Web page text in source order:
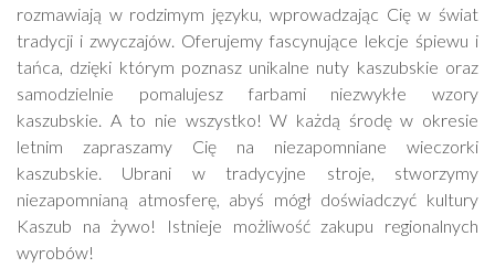
rozmawiają w rodzimym języku, wprowadzając Cię w świat
tradycji i zwyczajów. Oferujemy fascynujące lekcje śpiewu i
tańca, dzięki którym poznasz unikalne nuty kaszubskie oraz
samodzielnie pomalujesz farbami niezwykłe wzory
kaszubskie. A to nie wszystko! W każdą środę w okresie
letnim zapraszamy Cię na niezapomniane wieczorki
kaszubskie. Ubrani w tradycyjne stroje, stworzymy
niezapomnianą atmosferę, abyś mógł doświadczyć kultury
Kaszub na żywo! Istnieje możliwość zakupu regionalnych
wyrobów!